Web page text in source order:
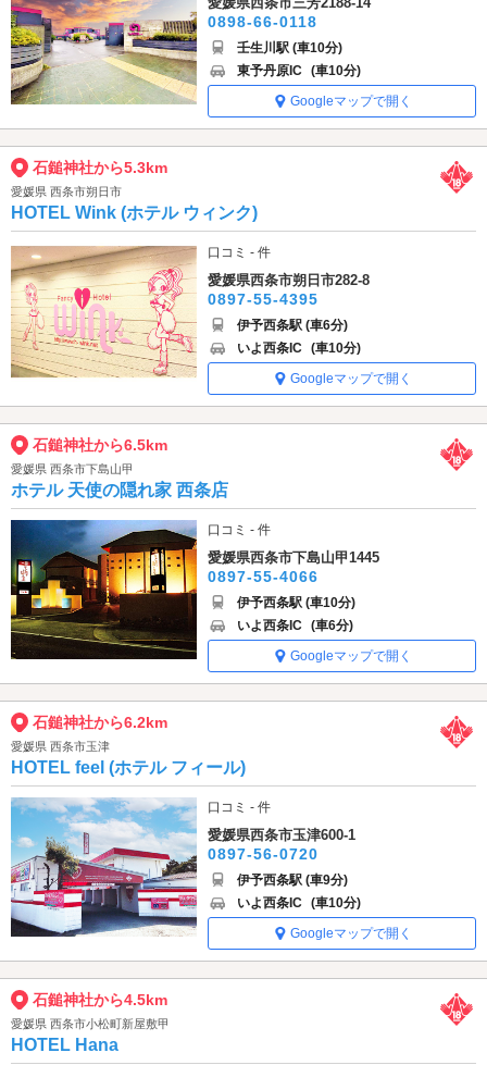
0898-66-0118
壬生川駅 (車10分)
東予丹原IC (車10分)
Googleマップで開く
石鎚神社から5.3km
愛媛県 西条市朔日市
HOTEL Wink (ホテル ウィンク)
口コミ - 件
愛媛県西条市朔日市282-8
0897-55-4395
伊予西条駅 (車6分)
いよ西条IC (車10分)
Googleマップで開く
石鎚神社から6.5km
愛媛県 西条市下島山甲
ホテル 天使の隠れ家 西条店
口コミ - 件
愛媛県西条市下島山甲1445
0897-55-4066
伊予西条駅 (車10分)
いよ西条IC (車6分)
Googleマップで開く
石鎚神社から6.2km
愛媛県 西条市玉津
HOTEL feel (ホテル フィール)
口コミ - 件
愛媛県西条市玉津600-1
0897-56-0720
伊予西条駅 (車9分)
いよ西条IC (車10分)
Googleマップで開く
石鎚神社から4.5km
愛媛県 西条市小松町新屋敷甲
HOTEL Hana